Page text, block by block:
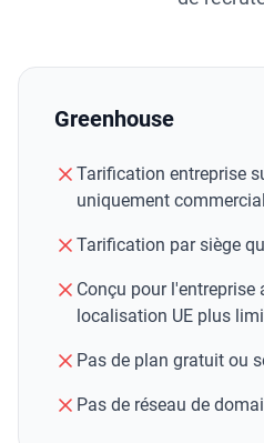
Greenhouse
Tarification entreprise
uniquement
Tarification par siège
Conçu pour l'entreprise
localisation UE plus
Pas de plan gratuit ou
Pas de réseau de